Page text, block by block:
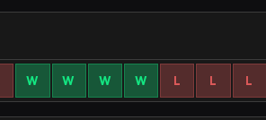
W W W W L L L